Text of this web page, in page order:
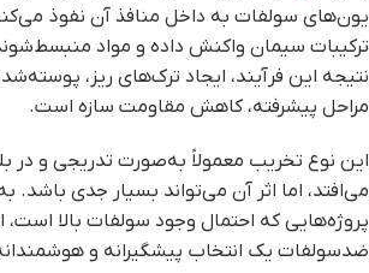
یون‌های سولفات به داخل منافذ آن نفوذ
ترکیبات سیمان واکنش داده و مواد
نتیجه این فرآیند، ایجاد ترک‌های ریز،
مراحل پیشرفته، کاهش مقاومت سازه است.
این نوع تخریب معمولاً به‌صورت تدریجی و در
می‌افتد، اما اثر آن می‌تواند بسیار جدی باشد.
پروژه‌هایی که احتمال وجود سولفات بالا است،
ضدسولفات یک انتخاب پیشگیرانه و